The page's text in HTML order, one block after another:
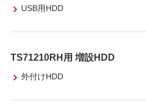
USB用HDD
TS71210RH用 増設HDD
外付けHDD